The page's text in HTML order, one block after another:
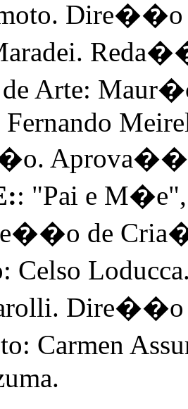
Dire��o
Arte:
: "Pai e M�e",
de
Dire��o
Carmen